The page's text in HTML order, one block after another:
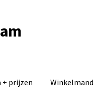
+ prijzen Winkelmand